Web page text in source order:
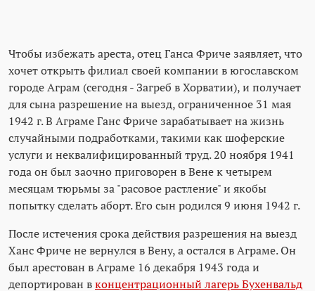
Чтобы избежать ареста, отец Ганса Фриче заявляет, что
хочет открыть филиал своей компании в югославском
городе Аграм (сегодня - Загреб в Хорватии), и получает
для сына разрешение на выезд, ограниченное 31 мая
1942 г. В Аграме Ганс Фриче зарабатывает на жизнь
случайными подработками, такими как шоферские
услуги и неквалифицированный труд. 20 ноября 1941
года он был заочно приговорен в Вене к четырем
месяцам тюрьмы за "расовое растление" и якобы
попытку сделать аборт. Его сын родился 9 июня 1942 г.
После истечения срока действия разрешения на выезд
Ханс Фриче не вернулся в Вену, а остался в Аграме. Он
был арестован в Аграме 16 декабря 1943 года и
депортирован вконцентрационный лагерь Бухенвальд